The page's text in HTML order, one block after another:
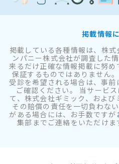
掲載情報
掲載している各種情報は、株
ンパニー株式会社が調査した
来るだけ正確な情報掲載に努
保証するものではありません
受診を希望される場合は、事
ご確認ください。 当サービ
て、株式会社ギミック、およ
その賠償の責任を一切負わな
がある場合には、お手数ですが
集部までご連絡をいただけま